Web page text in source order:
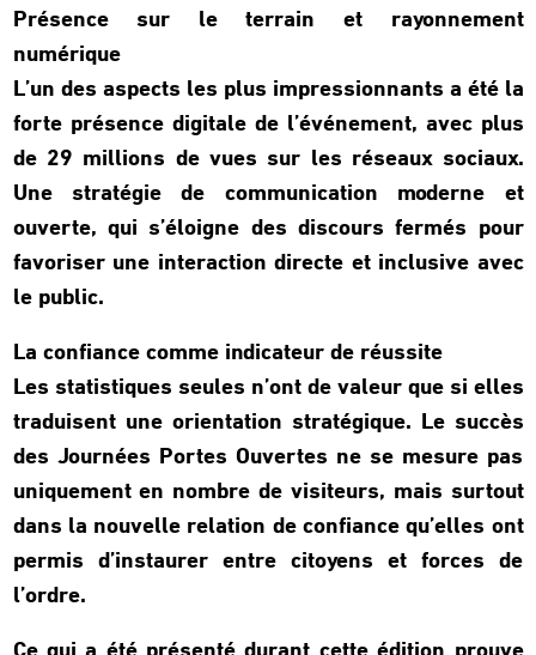
Présence sur le terrain et rayonnement
numérique
L’un des aspects les plus impressionnants a été la
forte présence digitale de l’événement, avec plus
de 29 millions de vues sur les réseaux sociaux.
Une stratégie de communication moderne et
ouverte, qui s’éloigne des discours fermés pour
favoriser une interaction directe et inclusive avec
le public.
La confiance comme indicateur de réussite
Les statistiques seules n’ont de valeur que si elles
traduisent une orientation stratégique. Le succès
des Journées Portes Ouvertes ne se mesure pas
uniquement en nombre de visiteurs, mais surtout
dans la nouvelle relation de confiance qu’elles ont
permis d’instaurer entre citoyens et forces de
l’ordre.